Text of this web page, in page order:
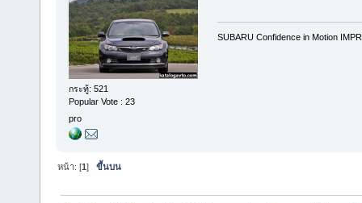
กระทู้: 521
Popular Vote : 23
pro
SUBARU Confidence in Motion
หน้า: [1]ขึ้นบน